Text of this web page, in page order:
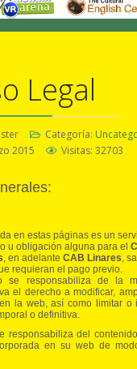
Legal
Categoría:
2015
Visitas: 32703
en estas páginas es un
u obligación alguna para el
, en adelante CAB Linares ,
requieran el pago previo.
se responsabiliza de la
el derecho a modificar,
la web, así como limitar
o definitiva.
responsabiliza del
en su web de